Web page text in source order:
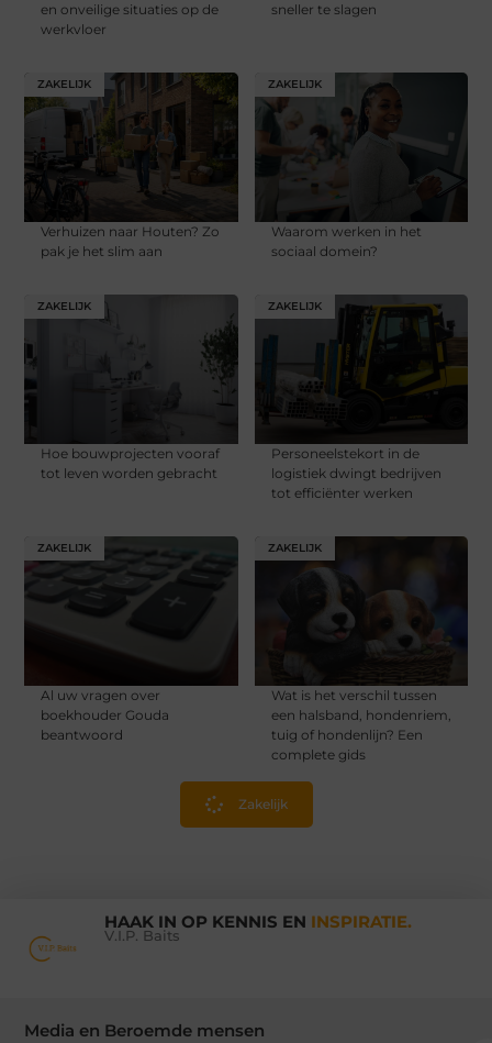
en onveilige situaties op de
werkvloer
sneller te slagen
ZAKELIJK
Verhuizen naar Houten? Zo
pak je het slim aan
ZAKELIJK
Waarom werken in het
sociaal domein?
ZAKELIJK
Hoe bouwprojecten vooraf
tot leven worden gebracht
ZAKELIJK
Personeelstekort in de
logistiek dwingt bedrijven
tot efficiënter werken
ZAKELIJK
Al uw vragen over
boekhouder Gouda
beantwoord
ZAKELIJK
Wat is het verschil tussen
een halsband, hondenriem,
tuig of hondenlijn? Een
complete gids
Zakelijk
HAAK IN OP KENNIS EN INSPIRATIE.
V.I.P. Baits
Media en Beroemde mensen